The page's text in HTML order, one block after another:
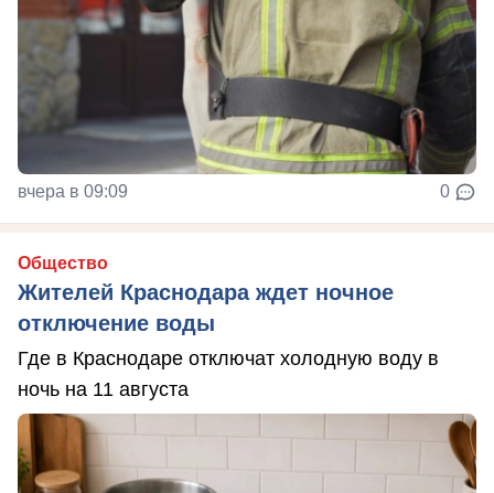
вчера в 09:09 0
Общество
Жителей Краснодара ждет ночное
отключение воды
Где в Краснодаре отключат холодную воду в
ночь на 11 августа